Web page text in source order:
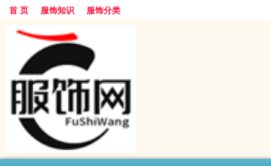
首 页 服饰知识 服饰分类